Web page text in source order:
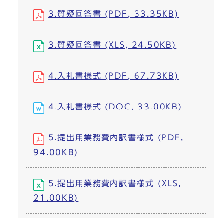
3.質疑回答書 (PDF, 33.35KB)
3.質疑回答書 (XLS, 24.50KB)
4.入札書様式 (PDF, 67.73KB)
4.入札書様式 (DOC, 33.00KB)
5.提出用業務費内訳書様式 (PDF,
94.00KB)
5.提出用業務費内訳書様式 (XLS,
21.00KB)